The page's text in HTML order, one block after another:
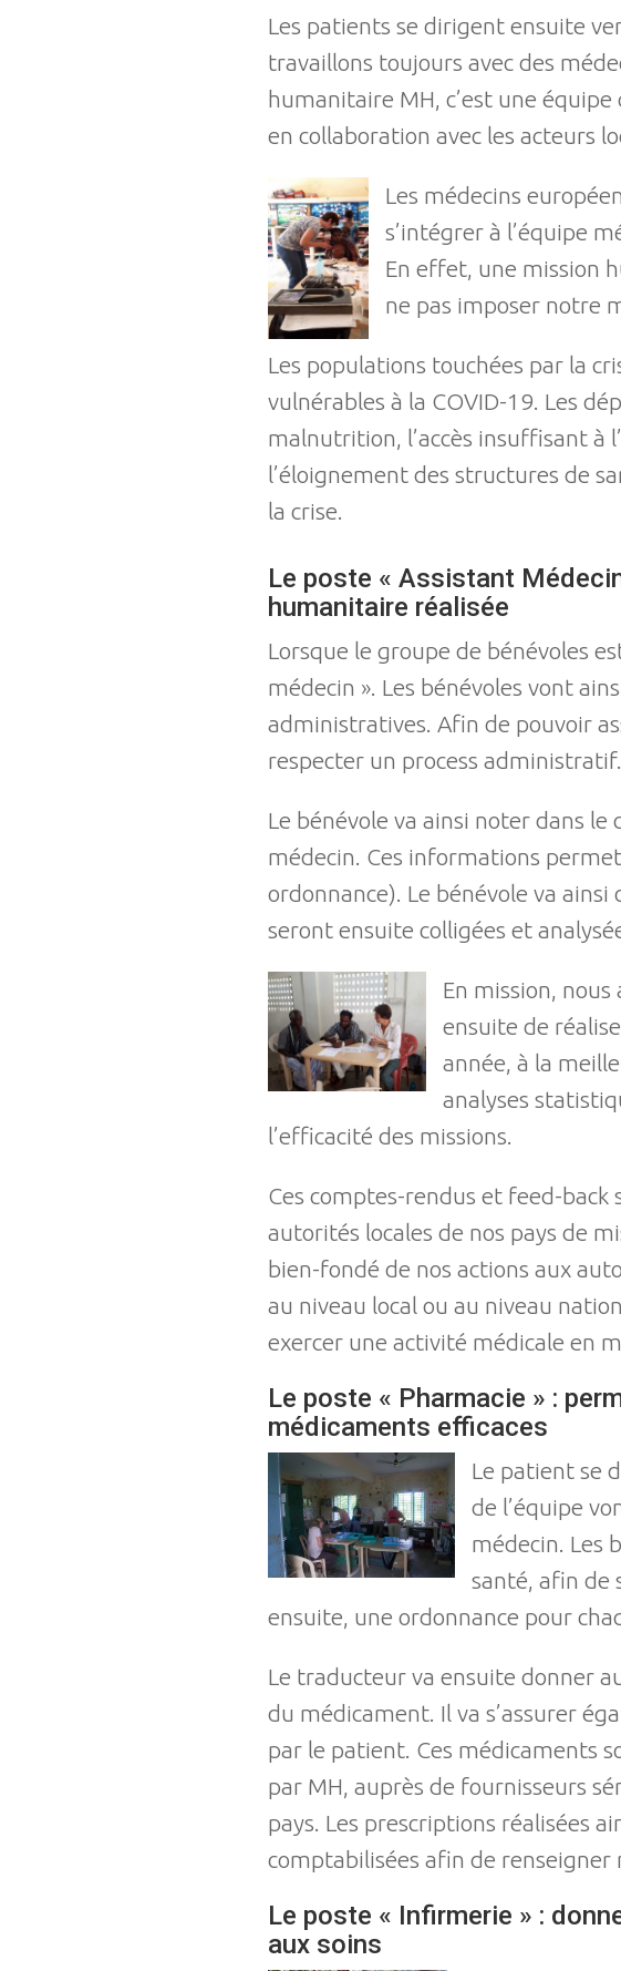
Les patients se dirigent ensuite
travaillons toujours avec des
humanitaire MH, c’est une
en collaboration avec les acteurs
Les médecins
s’intégrer à l’équipe
En effet, une mission
ne pas imposer notre
Les populations touchées par la
vulnérables à la COVID-19. Les
malnutrition, l’accès insuffisant à
l’éloignement des structures de
la crise.
Le poste « Assistant
humanitaire réalisée
Lorsque le groupe de bénévoles
médecin ». Les bénévoles vont
administratives. Afin de pouvoir
respecter un process administratif.
Le bénévole va ainsi noter dans
médecin. Ces informations
ordonnance). Le bénévole va
seront ensuite colligées et
En mission,
ensuite de
année, à la
analyses
l’efficacité des missions.
Ces comptes-rendus et feed-back
autorités locales de nos pays de
bien-fondé de nos actions aux
au niveau local ou au niveau
exercer une activité médicale en
Le poste « Pharmacie » :
médicaments efficaces
Le patient se
de l’équipe
médecin. Les
santé, afin de
ensuite, une ordonnance pour
Le traducteur va ensuite donner
du médicament. Il va s’assurer
par le patient. Ces médicaments
par MH, auprès de fournisseurs
pays. Les prescriptions réalisées
comptabilisées afin de renseigner
Le poste « Infirmerie » :
aux soins